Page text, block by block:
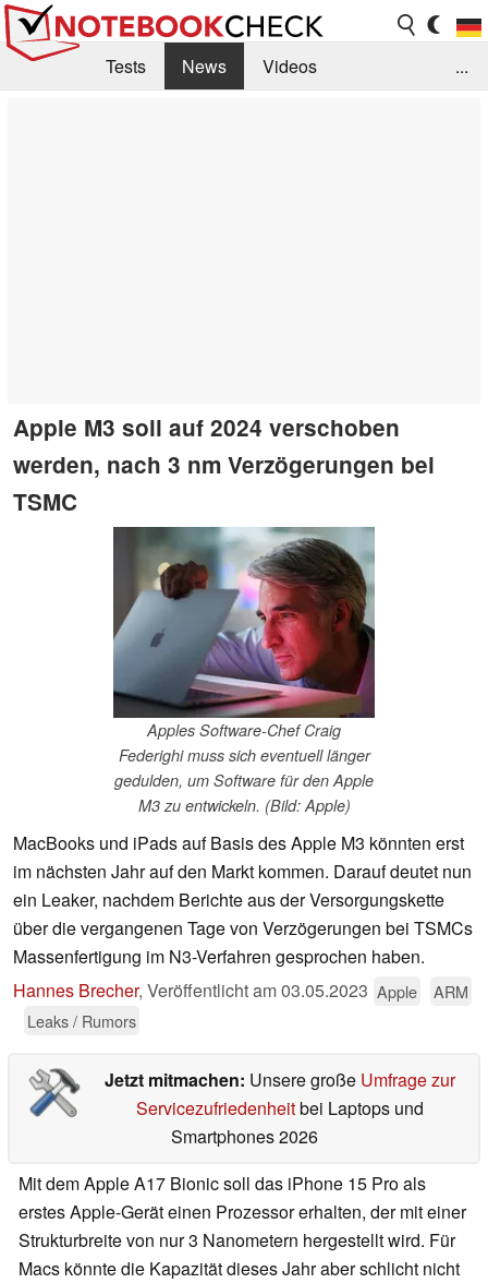
Tests News
Videos
...
Apple M3 soll auf 2024 verschoben
werden, nach 3 nm Verzögerungen bei
TSMC
Apples Software-Chef Craig
Federighi muss sich eventuell länger
gedulden, um Software für den Apple
M3 zu entwickeln. (Bild: Apple)
MacBooks und iPads auf Basis des Apple M3 könnten erst
im nächsten Jahr auf den Markt kommen. Darauf deutet nun
ein Leaker, nachdem Berichte aus der Versorgungskette
über die vergangenen Tage von Verzögerungen bei TSMCs
Massenfertigung im N3-Verfahren gesprochen haben.
Hannes Brecher, Veröffentlicht am03.05.2023 Apple
ARM
Leaks / Rumors
Jetzt mitmachen: Unsere große Umfrage zur
Servicezufriedenheitbei Laptops und
Smartphones 2026
Mit dem Apple A17 Bionic soll das iPhone 15 Pro als
erstes Apple-Gerät einen Prozessor erhalten, der mit einer
Strukturbreite von nur 3 Nanometern hergestellt wird. Für
Macs könnte die Kapazität dieses Jahr aber schlicht nicht